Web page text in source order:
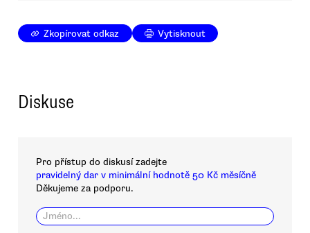
Zkopírovat odkaz Vytisknout
Diskuse
Pro přístup do diskusí zadejte
pravidelný dar v minimální hodnotě 50 Kč měsíčně
Děkujeme za podporu.